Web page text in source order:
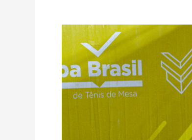
MACEIÓ
RECEBE
A
COPA
BRASIL